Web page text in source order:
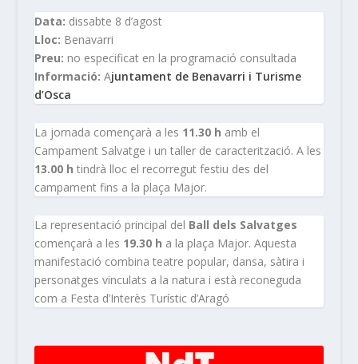
Data: dissabte 8 d’agost
Lloc: Benavarri
Preu: no especificat en la programació consultada
Informació: Ajuntament de Benavarri i Turisme
d’Osca
La jornada començarà a les 11.30 h amb el
Campament Salvatge i un taller de caracterització. A les
13.00 h tindrà lloc el recorregut festiu des del
campament fins a la plaça Major.
La representació principal del Ball dels Salvatges
començarà a les 19.30 h a la plaça Major. Aquesta
manifestació combina teatre popular, dansa, sàtira i
personatges vinculats a la natura i està reconeguda
com a Festa d’Interès Turístic d’Aragó